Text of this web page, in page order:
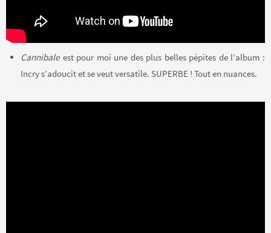
Cannibale est pour moi une des plus belles pépites de l’album :
Incry s’adoucit et se veut versatile. SUPERBE ! Tout en nuances.